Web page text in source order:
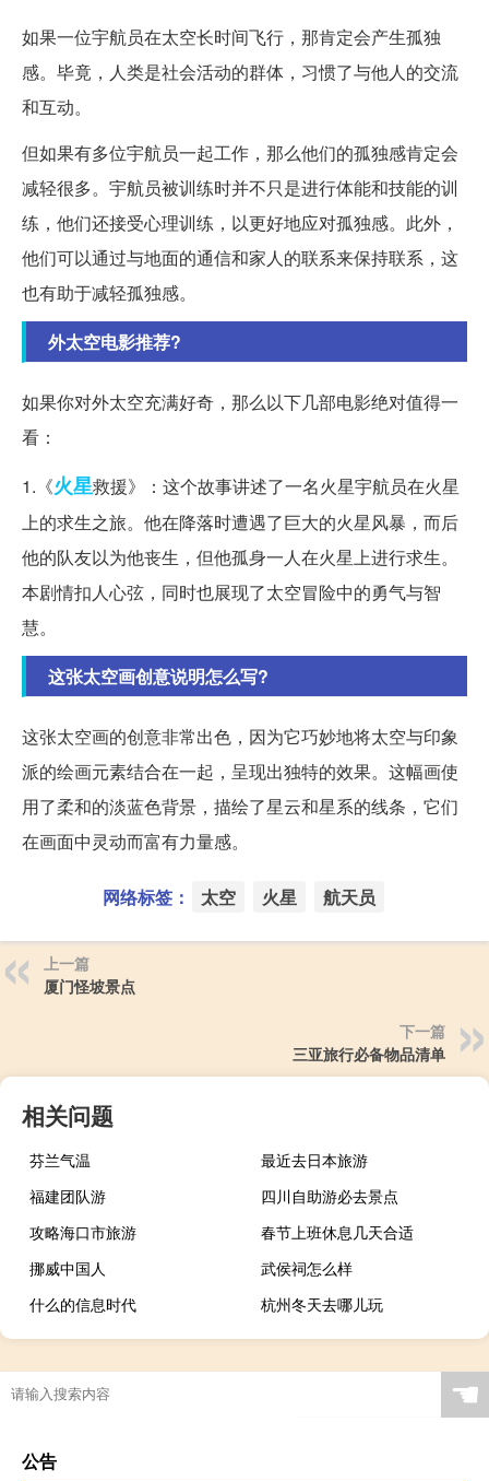
如果一位宇航员在太空长时间飞行，那肯定会产生孤独
感。毕竟，人类是社会活动的群体，习惯了与他人的交流
和互动。
但如果有多位宇航员一起工作，那么他们的孤独感肯定会
减轻很多。宇航员被训练时并不只是进行体能和技能的训
练，他们还接受心理训练，以更好地应对孤独感。此外，
他们可以通过与地面的通信和家人的联系来保持联系，这
也有助于减轻孤独感。
外太空电影推荐?
如果你对外太空充满好奇，那么以下几部电影绝对值得一
看：
1.《火星救援》：这个故事讲述了一名火星宇航员在火星
上的求生之旅。他在降落时遭遇了巨大的火星风暴，而后
他的队友以为他丧生，但他孤身一人在火星上进行求生。
本剧情扣人心弦，同时也展现了太空冒险中的勇气与智
慧。
这张太空画创意说明怎么写?
这张太空画的创意非常出色，因为它巧妙地将太空与印象
派的绘画元素结合在一起，呈现出独特的效果。这幅画使
用了柔和的淡蓝色背景，描绘了星云和星系的线条，它们
在画面中灵动而富有力量感。
网络标签： 太空 火星 航天员
上一篇
厦门怪坡景点
下一篇
三亚旅行必备物品清单
相关问题
芬兰气温
最近去日本旅游
福建团队游
四川自助游必去景点
攻略海口市旅游
春节上班休息几天合适
挪威中国人
武侯祠怎么样
什么的信息时代
杭州冬天去哪儿玩
☚
公告